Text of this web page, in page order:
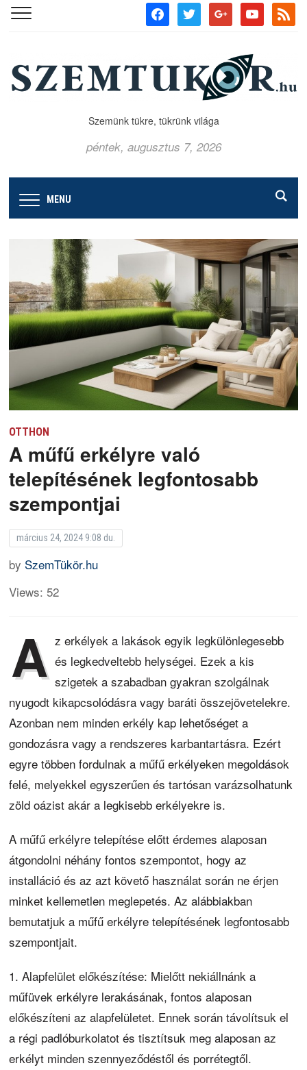
facebooktwitter google youtube rss
Szemünk tükre, tükrünk világa
péntek, augusztus 7, 2026
MENU
OTTHON
A műfű erkélyre való
telepítésének legfontosabb
szempontjai
március 24, 2024 9:08 du.
by SzemTükör.hu
Views: 52
A z erkélyek a lakások egyik legkülönlegesebb
és legkedveltebb helységei. Ezek a kis
szigetek a szabadban gyakran szolgálnak
nyugodt kikapcsolódásra vagy baráti összejövetelekre.
Azonban nem minden erkély kap lehetőséget a
gondozásra vagy a rendszeres karbantartásra. Ezért
egyre többen fordulnak a műfű erkélyeken megoldások
felé, melyekkel egyszerűen és tartósan varázsolhatunk
zöld oázist akár a legkisebb erkélyekre is.
A műfű erkélyre telepítése előtt érdemes alaposan
átgondolni néhány fontos szempontot, hogy az
installáció és az azt követő használat során ne érjen
minket kellemetlen meglepetés. Az alábbiakban
bemutatjuk a műfű erkélyre telepítésének legfontosabb
szempontjait.
1. Alapfelület előkészítése: Mielőtt nekiállnánk a
műfüvek erkélyre lerakásának, fontos alaposan
előkészíteni az alapfelületet. Ennek során távolítsuk el
a régi padlóburkolatot és tisztítsuk meg alaposan az
erkélyt minden szennyeződéstől és porrétegtől.